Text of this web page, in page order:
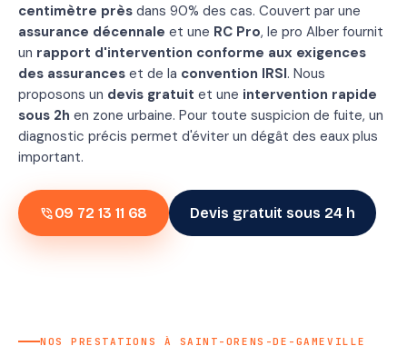
centimètre près dans 90% des cas. Couvert par une
assurance décennale et une RC Pro, le pro Alber fournit
un rapport d'intervention conforme aux exigences
des assurances et de la convention IRSI. Nous
proposons un devis gratuit et une intervention rapide
sous 2h en zone urbaine. Pour toute suspicion de fuite, un
diagnostic précis permet d'éviter un dégât des eaux plus
important.
phone_in_talk09 72 13 11 68 Devis gratuit sous 24 h
NOS PRESTATIONS À SAINT-ORENS-DE-GAMEVILLE